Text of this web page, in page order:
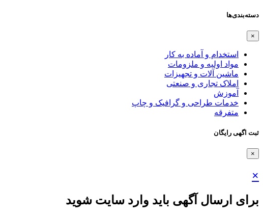
دسته‌بندی‌ها
×
استخدام و آماده به کار
مواد اولیه و ملزومات
ماشین آلات و تجهیزات
املاک تجاری و صنعتی
آموزش
خدمات طراحی و گرافیک و چاپ
متفرقه
ثبت اگهی رایگان
×
×
برای ارسال آگهی باید وارد سایت شوید